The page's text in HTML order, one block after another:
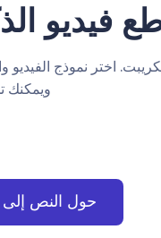
فيديو
ويمكنك
حول النص إلى